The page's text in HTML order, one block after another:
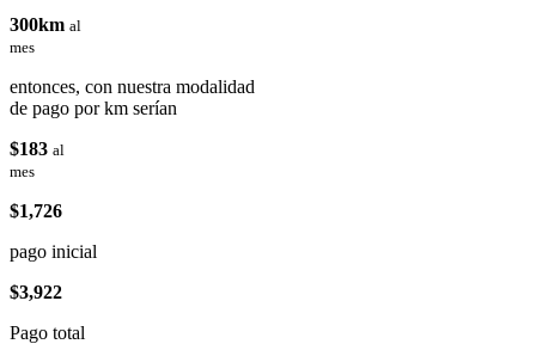
300km al
mes
entonces, con nuestra modalidad
de pago por km serían
$183 al
mes
$1,726
pago inicial
$3,922
Pago total